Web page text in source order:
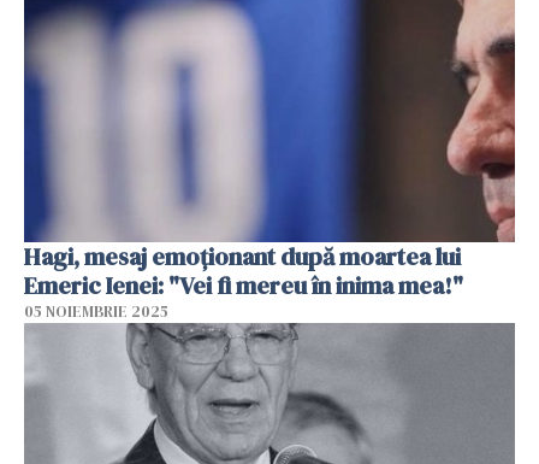
Hagi, mesaj emoționant după moartea lui
Emeric Ienei: "Vei fi mereu în inima mea!"
05 NOIEMBRIE 2025